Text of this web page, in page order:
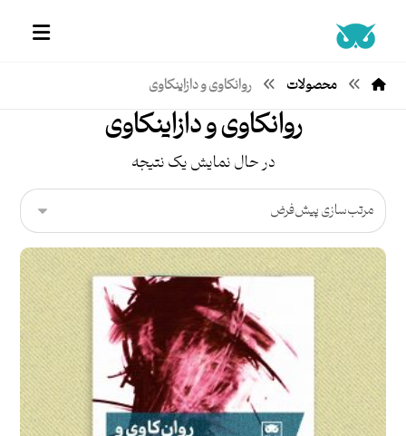
محصولات روانکاوی و دازاینکاوی
روانکاوی و دازاینکاوی
در حال نمایش یک نتیجه